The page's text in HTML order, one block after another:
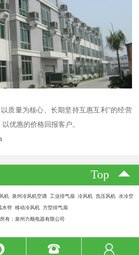
质量为核心、长期坚持互惠互利”的经营
优惠的价格回报客户。
Top
机 泉州冷风机空调 工业排气扇 冷风机 负压风机 水冷空
水帘 移动冷风机 方型排气扇
有：泉州力顺电器有限公司